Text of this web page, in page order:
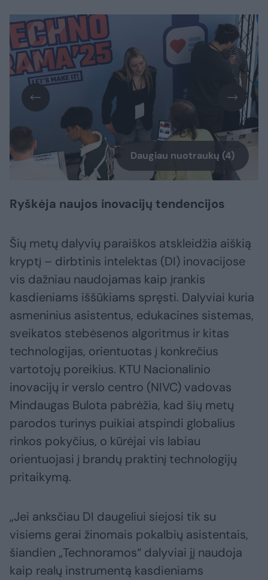
Daugiau nuotraukų (4)
Ryškėja naujos inovacijų tendencijos
Šių metų dalyvių paraiškos atskleidžia aiškią
kryptį – dirbtinis intelektas (DI) inovacijose
vis dažniau naudojamas kaip įrankis
kasdieniams iššūkiams spręsti. Dalyviai kuria
asmeninius asistentus, edukacines sistemas,
sveikatos stebėsenos algoritmus ir kitas
technologijas, orientuotas į konkrečius
vartotojų poreikius. KTU Nacionalinio
inovacijų ir verslo centro (NIVC) vadovas
Mindaugas Bulota pabrėžia, kad šių metų
parodos turinys puikiai atspindi globalius
rinkos pokyčius, o kūrėjai vis labiau
orientuojasi į brandų praktinį technologijų
pritaikymą.
„Jei anksčiau DI daugeliui siejosi tik su
visiems gerai žinomais pokalbių asistentais,
šiandien „Technoramos“ dalyviai jį naudoja
kaip realų instrumentą kasdieniams